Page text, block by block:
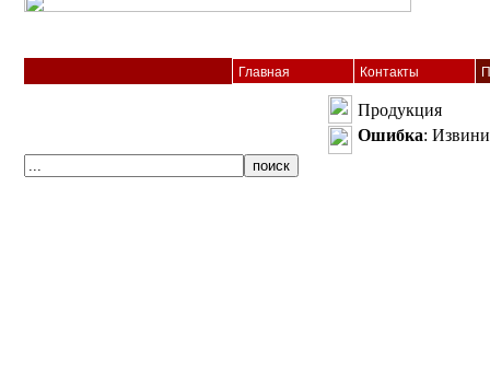
Главная Контакты
Продукция
Ошибка: